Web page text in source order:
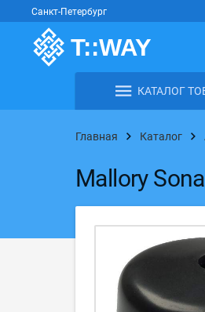
Санкт-Петербург
КАТАЛОГ
Главная Каталог
Mallory